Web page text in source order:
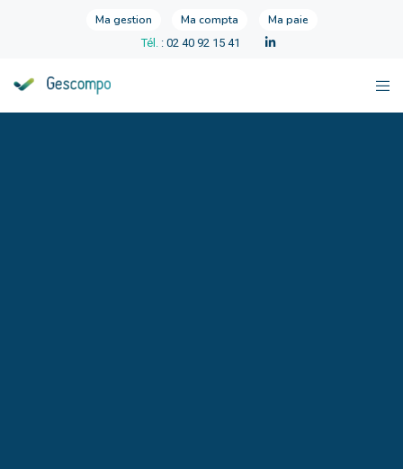
Ma gestion Ma compta Ma paie
Tél. : 02 40 92 15 41